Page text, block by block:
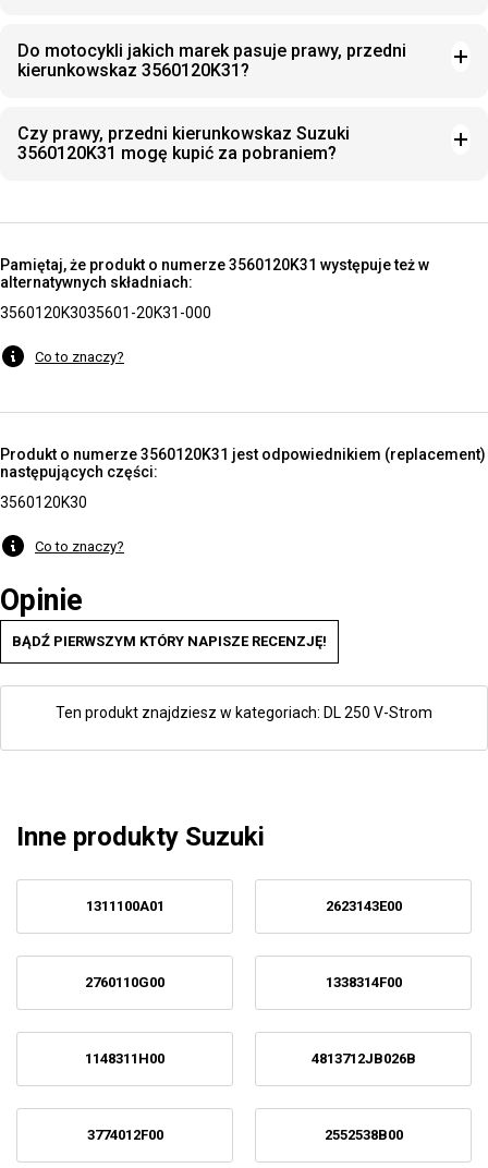
Do motocykli jakich marek pasuje prawy, przedni
kierunkowskaz 3560120K31?
Czy prawy, przedni kierunkowskaz Suzuki
3560120K31 mogę kupić za pobraniem?
Pamiętaj, że produkt o numerze 3560120K31 występuje też w
alternatywnych składniach:
3560120K3035601-20K31-000
Co to znaczy?
Produkt o numerze 3560120K31 jest odpowiednikiem (replacement)
następujących części:
3560120K30
Co to znaczy?
Opinie
BĄDŹ PIERWSZYM KTÓRY NAPISZE RECENZJĘ!
Ten produkt znajdziesz w kategoriach: DL 250 V-Strom
Inne produkty Suzuki
1311100A01 2623143E00
2760110G00 1338314F00
1148311H00 4813712JB026B
3774012F00 2552538B00